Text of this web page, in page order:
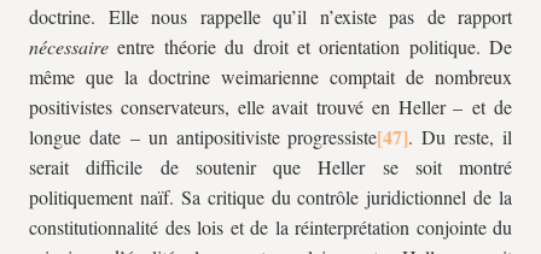
doctrine. Elle nous rappelle qu’il n’existe pas de rapport
nécessaire entre théorie du droit et orientation politique. De
même que la doctrine weimarienne comptait de nombreux
positivistes conservateurs, elle avait trouvé en Heller – et de
longue date – un antipositiviste progressiste
. Du reste, il
serait difficile de soutenir que Heller se soit montré
politiquement naïf. Sa critique du contrôle juridictionnel de la
constitutionnalité des lois et de la réinterprétation conjointe du